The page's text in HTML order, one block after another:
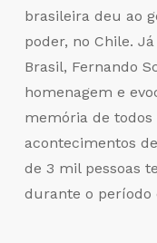
brasileira deu ao
poder, no Chile.
Brasil, Fernando
homenagem e
memória de
acontecimentos
de 3 mil pessoas
durante o período